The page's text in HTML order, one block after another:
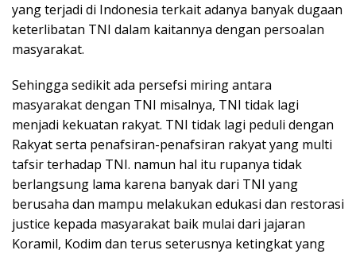
yang terjadi di Indonesia terkait adanya banyak dugaan
keterlibatan TNI dalam kaitannya dengan persoalan
masyarakat.
Sehingga sedikit ada persefsi miring antara
masyarakat dengan TNI misalnya, TNI tidak lagi
menjadi kekuatan rakyat. TNI tidak lagi peduli dengan
Rakyat serta penafsiran-penafsiran rakyat yang multi
tafsir terhadap TNI. namun hal itu rupanya tidak
berlangsung lama karena banyak dari TNI yang
berusaha dan mampu melakukan edukasi dan restorasi
justice kepada masyarakat baik mulai dari jajaran
Koramil, Kodim dan terus seterusnya ketingkat yang